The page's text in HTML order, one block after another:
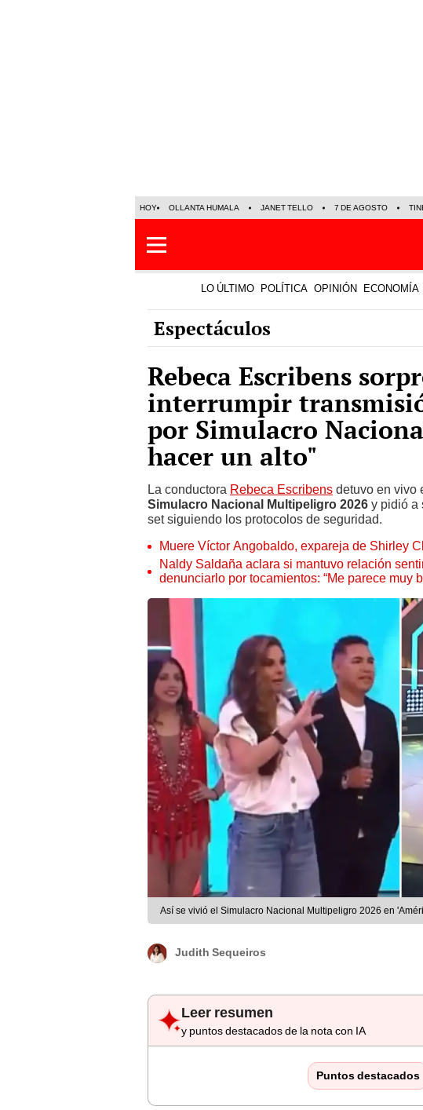
HOY OLLANTA HUMALA JANET TELLO 7 DE AGOSTO
LO ÚLTIMO POLÍTICA OPINIÓN ECONOMÍA
Espectáculos
Rebeca Escribens
interrumpir
por Simulacro
hacer un alto"
La conductora Rebeca Escribens detuvo en vivo
Simulacro Nacional Multipeligro 2026 y pidió a
set siguiendo los protocolos de seguridad.
Muere Víctor Angobaldo, expareja de Shirley
Naldy Saldaña aclara si mantuvo relación
denunciarlo por tocamientos: “Me parece muy
Así se vivió el Simulacro Nacional Multipeligro 2026 en
Judith Sequeiros
Leer resumen
y puntos destacados de la nota con IA
Puntos destacados